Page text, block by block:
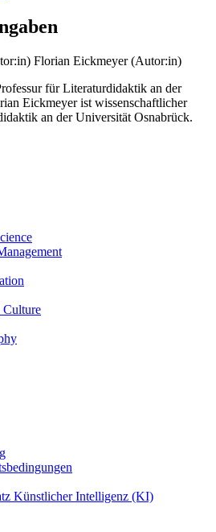
Florian Eickmeyer (Autor:in)
für Literaturdidaktik an der
Eickmeyer ist wissenschaftlicher
an der Universität Osnabrück.
Culture
Künstlicher Intelligenz (KI)